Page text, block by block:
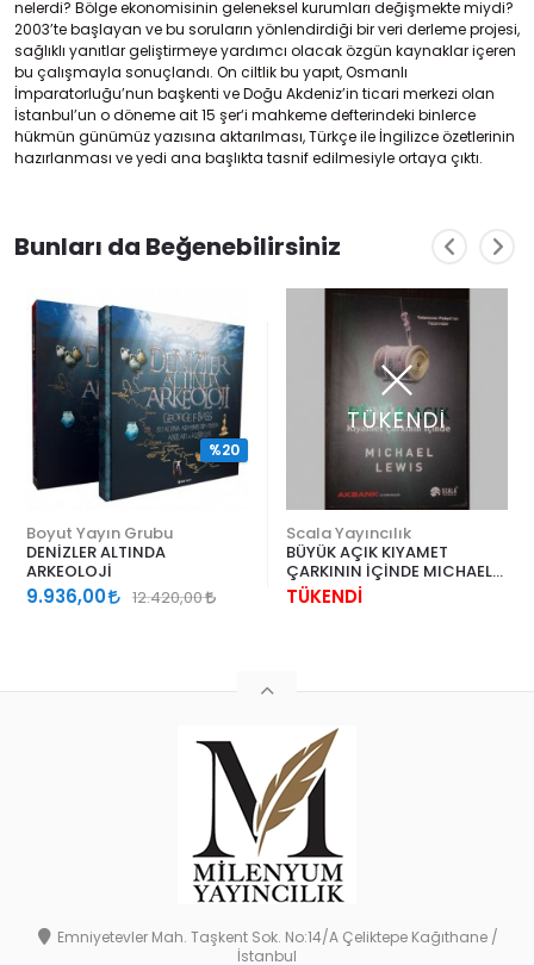
nelerdi? Bölge ekonomisinin geleneksel kurumları değişmekte miydi?
2003’te başlayan ve bu soruların yönlendirdiği bir veri derleme projesi,
sağlıklı yanıtlar geliştirmeye yardımcı olacak özgün kaynaklar içeren
bu çalışmayla sonuçlandı. On ciltlik bu yapıt, Osmanlı
İmparatorluğu’nun başkenti ve Doğu Akdeniz’in ticari merkezi olan
İstanbul’un o döneme ait 15 şer‘i mahkeme defterindeki binlerce
hükmün günümüz yazısına aktarılması, Türkçe ile İngilizce özetlerinin
hazırlanması ve yedi ana başlıkta tasnif edilmesiyle ortaya çıktı.
Bunları da Beğenebilirsiniz
Boyut Yayın Grubu
DENİZLER ALTINDA
ARKEOLOJİ
9.936,00 12.420,00
%20
TÜKENDİ
Scala Yayıncılık
BÜYÜK AÇIK KIYAMET
ÇARKININ İÇİNDE MICHAEL
LEWIS
TÜKENDİ
Emniyetevler Mah. Taşkent Sok. No:14/A Çeliktepe Kağıthane /
İstanbul